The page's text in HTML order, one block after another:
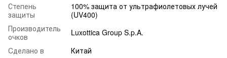
Степень
защиты
100% защита от ультрафиолетовых лучей
(UV400)
Производитель
очков
Luxottica Group S.p.A.
Cделано в
Китай